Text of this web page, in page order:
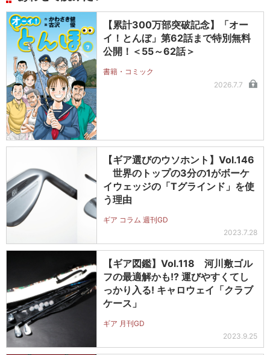
【累計300万部突破記念】「オー
イ！とんぼ」第62話まで特別無料
公開！＜55～62話＞
書籍・コミック
2026.7.7
【ギア選びのウソホント】Vol.146
世界のトップの3分の1がボーケ
イウェッジの「Tグラインド」を使
う理由
ギア コラム 週刊GD
2023.7.28
【ギア図鑑】Vol.118 河川敷ゴル
フの最適解かも!? 運びやすくてし
っかり入る! キャロウェイ「クラブ
ケース」
ギア 月刊GD
2023.9.25